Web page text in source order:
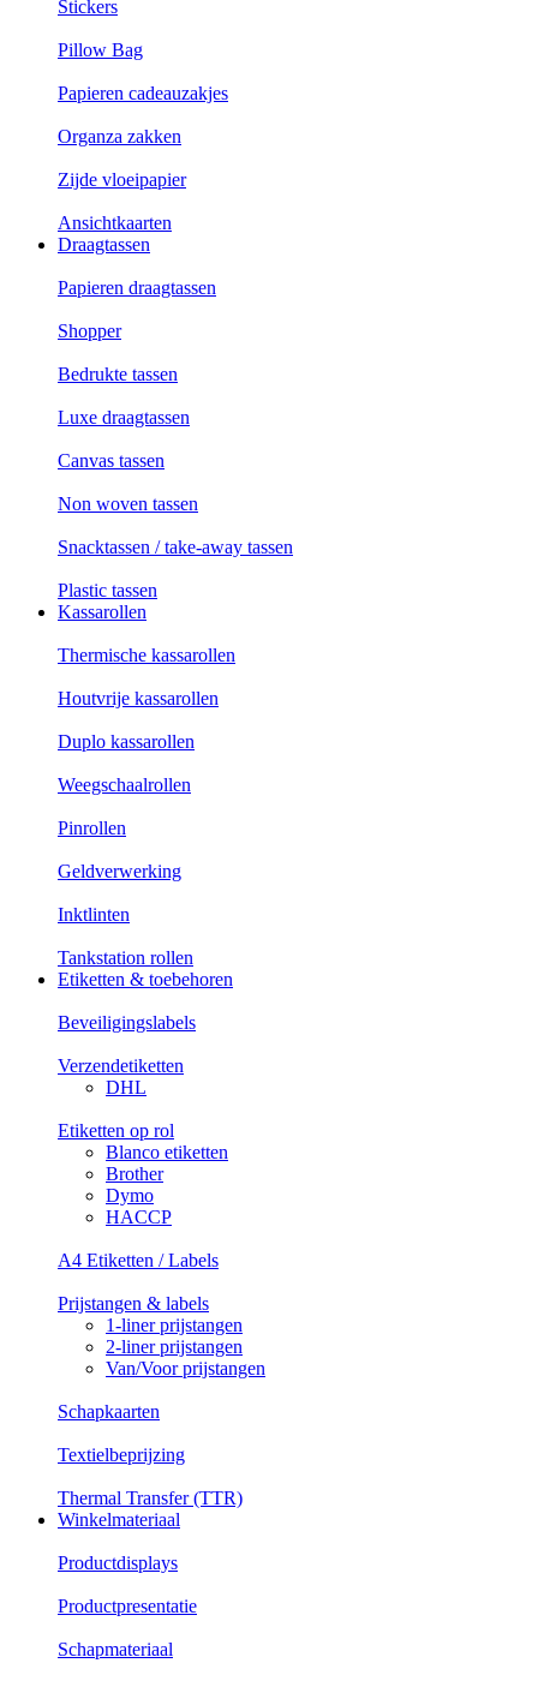
Stickers
Pillow Bag
Papieren cadeauzakjes
Organza zakken
Zijde vloeipapier
Ansichtkaarten
Draagtassen
Papieren draagtassen
Shopper
Bedrukte tassen
Luxe draagtassen
Canvas tassen
Non woven tassen
Snacktassen / take-away tassen
Plastic tassen
Kassarollen
Thermische kassarollen
Houtvrije kassarollen
Duplo kassarollen
Weegschaalrollen
Pinrollen
Geldverwerking
Inktlinten
Tankstation rollen
Etiketten & toebehoren
Beveiligingslabels
Verzendetiketten
DHL
Etiketten op rol
Blanco etiketten
Brother
Dymo
HACCP
A4 Etiketten / Labels
Prijstangen & labels
1-liner prijstangen
2-liner prijstangen
Van/Voor prijstangen
Schapkaarten
Textielbeprijzing
Thermal Transfer (TTR)
Winkelmateriaal
Productdisplays
Productpresentatie
Schapmateriaal